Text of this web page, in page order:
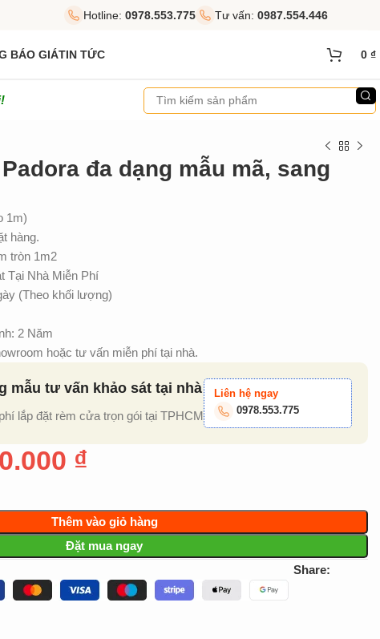
Hotline: 0978.553.775 Tư vấn: 0987.554.446
BÁO GIÁTIN TỨC 0 ₫
đa dạng mẫu mã, sang
1m)
hàng.
tròn 1m2
Tại Nhà Miễn Phí
(Theo khối lượng)
2 Năm
hoặc tư vấn miễn phí tại nhà.
mẫu tư vấn khảo sát tại nhà
lắp đặt rèm cửa trọn gói tại TPHCM
Liên hệ ngay
0978.553.775
₫
Thêm vào giỏ hàng
Đặt mua ngay
Share: